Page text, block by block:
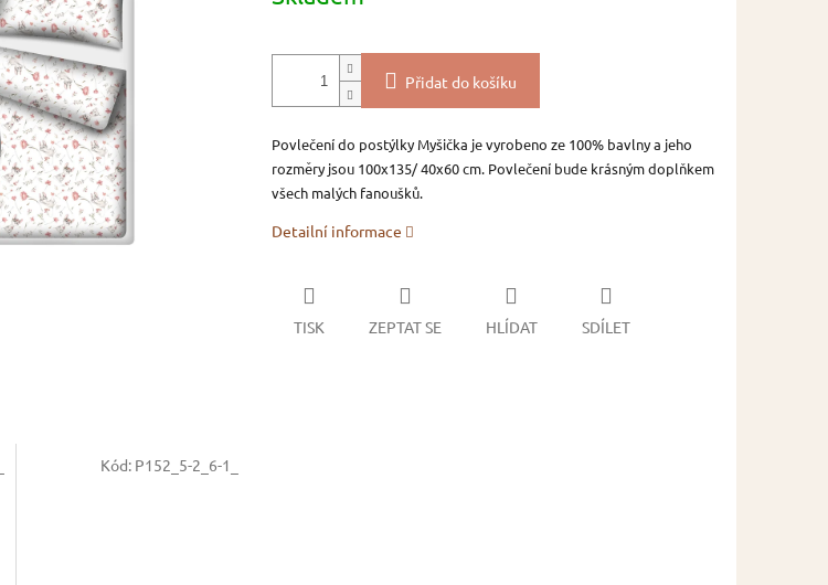
Přidat do košíku
Povlečení do postýlky Myšička je vyrobeno ze 100% bavlny a jeho
rozměry jsou 100x135/ 40x60 cm. Povlečení bude krásným doplňkem
všech malých fanoušků.
Detailní informace
TISK ZEPTAT SE HLÍDAT SDÍLET
Kód: P152_5-2_6-1_